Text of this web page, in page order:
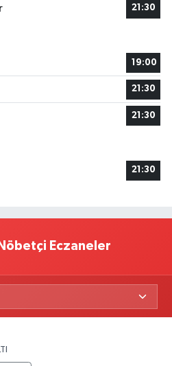
21:30
19:00
21:30
21:30
21:30
Eczaneler